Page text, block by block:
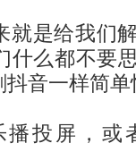
就是给我们
什么都不要
音一样简单
播投屏，或